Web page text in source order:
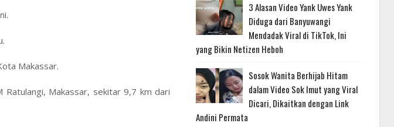
Makassar.
Makassar, sekitar 9,7 km dari
3 Alasan Video Yank Uwes Yank
Diduga dari Banyuwangi
Mendadak Viral di TikTok, Ini
yang Bikin Netizen Heboh
Sosok Wanita Berhijab Hitam
dalam Video Sok Imut yang Viral
Dicari, Dikaitkan dengan Link
Andini Permata